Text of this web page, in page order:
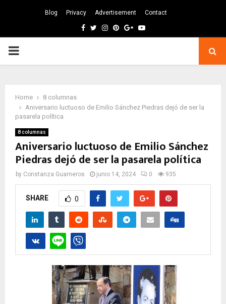
Blog Privacy Advertisement Contact
Facebook
TwitterInstagram
Pinterest
GoogleYoutube
PRIMARY
Home
8 columnas
Aniversario luctuoso de Emilio Sánchez Piedras dejó de ser la
pasarela política
8 columnas
Aniversario luctuoso de Emilio Sánchez
Piedras dejó de ser la pasarela política
by Constanza Guarneros junio 14, 2024 0 935
SHARE 0